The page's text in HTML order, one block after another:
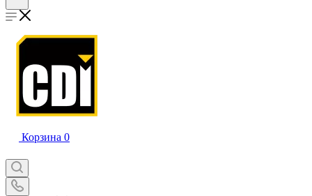
Корзина 0